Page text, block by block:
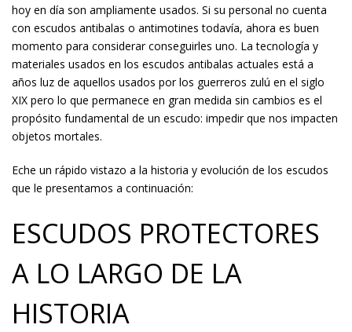
hoy en día son ampliamente usados. Si su personal no cuenta
con escudos antibalas o antimotines todavía, ahora es buen
momento para considerar conseguirles uno. La tecnología y
materiales usados en los escudos antibalas actuales está a
años luz de aquellos usados por los guerreros zulú en el siglo
XIX pero lo que permanece en gran medida sin cambios es el
propósito fundamental de un escudo: impedir que nos impacten
objetos mortales.
Eche un rápido vistazo a la historia y evolución de los escudos
que le presentamos a continuación:
ESCUDOS PROTECTORES
A LO LARGO DE LA
HISTORIA